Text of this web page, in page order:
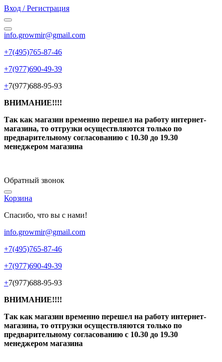
Вход / Регистрация
info.growmir@gmail.com
+7(495)765-87-46
+7(977)690-49-39
+7(977)688-95-93
ВНИМАНИЕ!!!!
Так как магазин временно перешел на работу интернет-
магазина, то отгрузки осуществляются только по
предварительному согласованию с 10.30 до 19.30
менеджером магазина
Обратный звонок
Корзина
Спасибо, что вы с нами!
info.growmir@gmail.com
+7(495)765-87-46
+7(977)690-49-39
+7(977)688-95-93
ВНИМАНИЕ!!!!
Так как магазин временно перешел на работу интернет-
магазина, то отгрузки осуществляются только по
предварительному согласованию с 10.30 до 19.30
менеджером магазина